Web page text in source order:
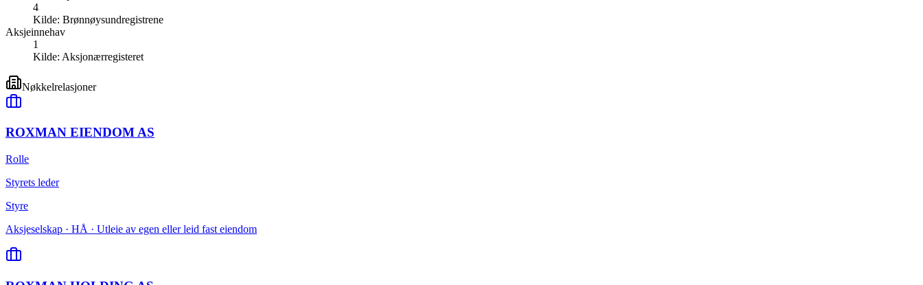
4
Kilde: Brønnøysundregistrene
Aksjeinnehav
1
Kilde: Aksjonærregisteret
Nøkkelrelasjoner
ROXMAN EIENDOM AS
Rolle
Styrets leder
Styre
Aksjeselskap · HÅ · Utleie av egen eller leid fast eiendom